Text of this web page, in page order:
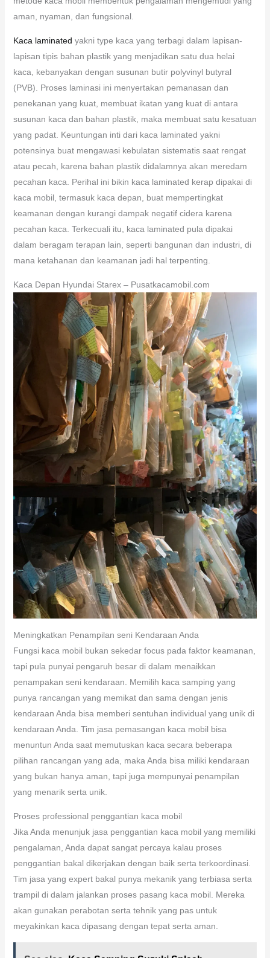
aman, nyaman, dan fungsional.
Kaca laminated yakni type kaca yang terbagi dalam lapisan-
lapisan tipis bahan plastik yang menjadikan satu dua helai
kaca, kebanyakan dengan susunan butir polyvinyl butyral
(PVB). Proses laminasi ini menyertakan pemanasan dan
penekanan yang kuat, membuat ikatan yang kuat di antara
susunan kaca dan bahan plastik, maka membuat satu kesatuan
yang padat. Keuntungan inti dari kaca laminated yakni
potensinya buat mengawasi kebulatan sistematis saat rengat
atau pecah, karena bahan plastik didalamnya akan meredam
pecahan kaca. Perihal ini bikin kaca laminated kerap dipakai di
kaca mobil, termasuk kaca depan, buat mempertingkat
keamanan dengan kurangi dampak negatif cidera karena
pecahan kaca. Terkecuali itu, kaca laminated pula dipakai
dalam beragam terapan lain, seperti bangunan dan industri, di
mana ketahanan dan keamanan jadi hal terpenting.
Kaca Depan Hyundai Starex – Pusatkacamobil.com
Meningkatkan Penampilan seni Kendaraan Anda
Fungsi kaca mobil bukan sekedar focus pada faktor keamanan,
tapi pula punyai pengaruh besar di dalam menaikkan
penampakan seni kendaraan. Memilih kaca samping yang
punya rancangan yang memikat dan sama dengan jenis
kendaraan Anda bisa memberi sentuhan individual yang unik di
kendaraan Anda. Tim jasa pemasangan kaca mobil bisa
menuntun Anda saat memutuskan kaca secara beberapa
pilihan rancangan yang ada, maka Anda bisa miliki kendaraan
yang bukan hanya aman, tapi juga mempunyai penampilan
yang menarik serta unik.
Proses professional penggantian kaca mobil
Jika Anda menunjuk jasa penggantian kaca mobil yang memiliki
pengalaman, Anda dapat sangat percaya kalau proses
penggantian bakal dikerjakan dengan baik serta terkoordinasi.
Tim jasa yang expert bakal punya mekanik yang terbiasa serta
trampil di dalam jalankan proses pasang kaca mobil. Mereka
akan gunakan perabotan serta tehnik yang pas untuk
meyakinkan kaca dipasang dengan tepat serta aman.